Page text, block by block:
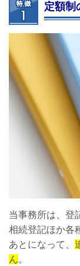
定額制
当事務所は、登
相続登記ほか各
あとになって、
ん。